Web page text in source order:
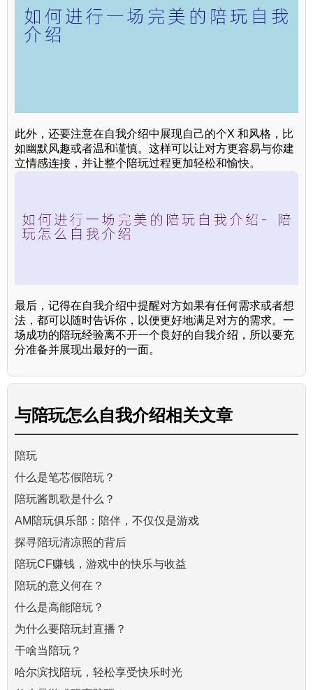
此外，还要注意在自我介绍中展现自己的个X 和风格，比
如幽默风趣或者温和谨慎。这样可以让对方更容易与你建
立情感连接，并让整个陪玩过程更加轻松和愉快。
最后，记得在自我介绍中提醒对方如果有任何需求或者想
法，都可以随时告诉你，以便更好地满足对方的需求。一
场成功的陪玩经验离不开一个良好的自我介绍，所以要充
分准备并展现出最好的一面。
与陪玩怎么自我介绍相关文章
陪玩
什么是笔芯假陪玩？
陪玩酱凯歌是什么？
AM陪玩俱乐部：陪伴，不仅仅是游戏
探寻陪玩清凉照的背后
陪玩CF赚钱，游戏中的快乐与收益
陪玩的意义何在？
什么是高能陪玩？
为什么要陪玩封直播？
干啥当陪玩？
哈尔滨找陪玩，轻松享受快乐时光